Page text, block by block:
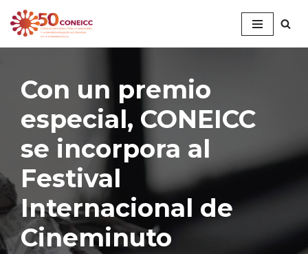
Saltar
Con un premio
especial, CONEICC
se incorpora al
Festival
Internacional de
Cineminuto